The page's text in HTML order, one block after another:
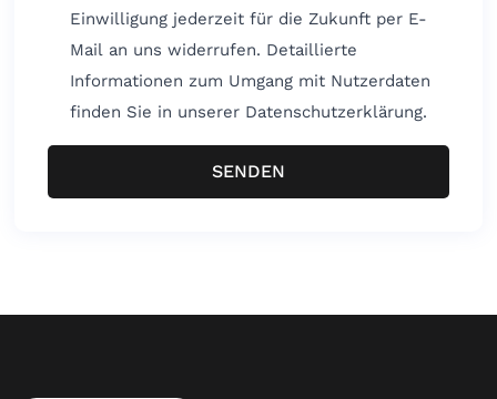
Einwilligung jederzeit für die Zukunft per E-
Mail an uns widerrufen. Detaillierte
Informationen zum Umgang mit Nutzerdaten
finden Sie in unserer Datenschutzerklärung.
SENDEN